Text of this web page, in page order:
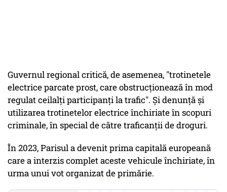
Guvernul regional critică, de asemenea, "trotinetele
electrice parcate prost, care obstrucţionează în mod
regulat ceilalţi participanţi la trafic". Şi denunţă şi
utilizarea trotinetelor electrice închiriate în scopuri
criminale, în special de către traficanţii de droguri.
În 2023, Parisul a devenit prima capitală europeană
care a interzis complet aceste vehicule închiriate, în
urma unui vot organizat de primărie.